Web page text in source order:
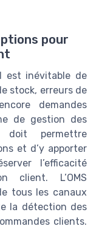
pour
est inévitable de
stock, erreurs de
demandes
de gestion des
doit permettre
et d’y apporter
l’efficacité
client. L’OMS
tous les canaux
la détection des
clients.